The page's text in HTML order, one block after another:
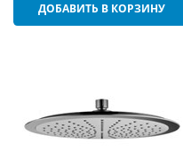
ДОБАВИТЬ В КОРЗИНУ